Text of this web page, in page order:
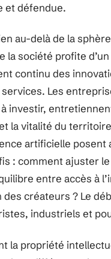
et défendue.
au-delà de la
la société profite d’un
continu des
Les
investir,
la vitalité du
artificielle posent
: comment ajuster
entre accès à
créateurs ? Le
industriels et
la propriété